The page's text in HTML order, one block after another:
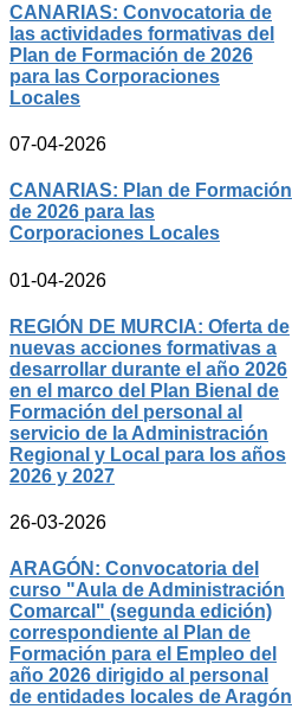
CANARIAS: Convocatoria de
las actividades formativas del
Plan de Formación de 2026
para las Corporaciones
Locales
07-04-2026
CANARIAS: Plan de Formación
de 2026 para las
Corporaciones Locales
01-04-2026
REGIÓN DE MURCIA: Oferta de
nuevas acciones formativas a
desarrollar durante el año 2026
en el marco del Plan Bienal de
Formación del personal al
servicio de la Administración
Regional y Local para los años
2026 y 2027
26-03-2026
ARAGÓN: Convocatoria del
curso "Aula de Administración
Comarcal" (segunda edición)
correspondiente al Plan de
Formación para el Empleo del
año 2026 dirigido al personal
de entidades locales de Aragón